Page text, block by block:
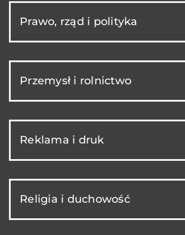
Prawo, rząd i polityka
Przemysł i rolnictwo
Reklama i druk
Religia i duchowość